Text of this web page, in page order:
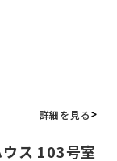
詳細を見る
ス 103号室